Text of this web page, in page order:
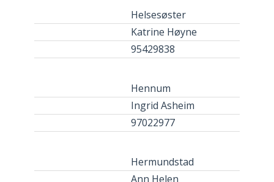
Helsesøster
Katrine Høyne
95429838
Hennum
Ingrid Asheim
97022977
Hermundstad
Ann Helen